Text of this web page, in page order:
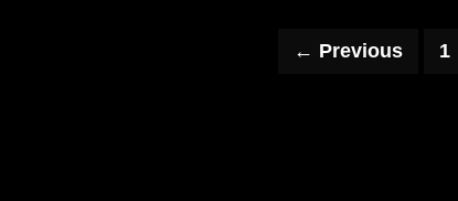
← Previous 1